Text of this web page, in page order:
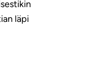
läpi